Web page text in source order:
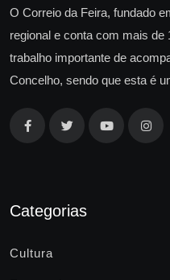
O Correio da Feira, fundado
regional e conta com mais
trabalho importante de
Concelho, sendo que esta é
Categorias
Cultura